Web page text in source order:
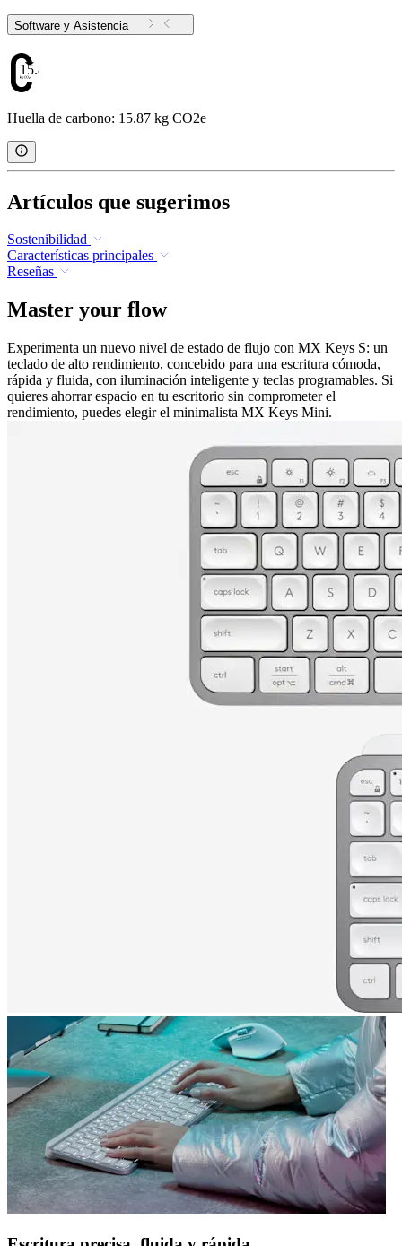
Software y Asistencia
15.87
Huella de carbono: 15.87 kg CO2e
Artículos que sugerimos
Sostenibilidad
Características principales
Reseñas
Master your flow
Experimenta un nuevo nivel de estado de flujo con MX Keys S: un
teclado de alto rendimiento, concebido para una escritura cómoda,
rápida y fluida, con iluminación inteligente y teclas programables. Si
quieres ahorrar espacio en tu escritorio sin comprometer el
rendimiento, puedes elegir el minimalista MX Keys Mini.